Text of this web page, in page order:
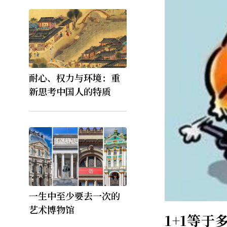
耐心、权力与环境：重
新思考中国人的特质
一生中至少要去一次的
艺术博物馆
1+1等于